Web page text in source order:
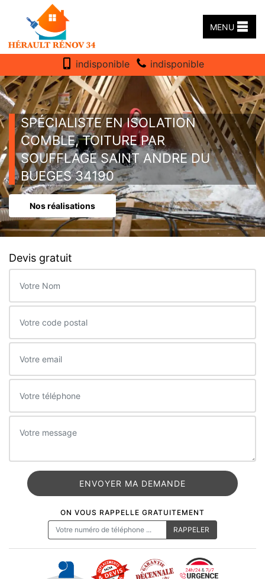
MENU
indisponible indisponible
SPÉCIALISTE EN ISOLATION
COMBLE, TOITURE PAR
SOUFFLAGE SAINT ANDRE DU
BUEGES 34190
Nos réalisations
Devis gratuit
ON VOUS RAPPELLE GRATUITEMENT